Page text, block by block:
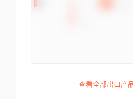
查看全部出口产